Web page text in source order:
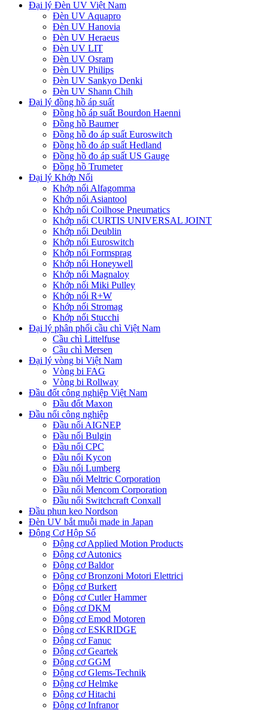
Đại lý Đèn UV Việt Nam
Đèn UV Aquapro
Đèn UV Hanovia
Đèn UV Heraeus
Đèn UV LIT
Đèn UV Osram
Đèn UV Philips
Đèn UV Sankyo Denki
Đèn UV Shann Chih
Đại lý đồng hồ áp suất
Đồng hồ áp suất Bourdon Haenni
Đồng hồ Baumer
Đồng hồ đo áp suất Euroswitch
Đồng hồ đo áp suất Hedland
Đồng hồ đo áp suất US Gauge
Đồng hồ Trumeter
Đại lý Khớp Nối
Khớp nối Alfagomma
Khớp nối Asiantool
Khớp nối Coilhose Pneumatics
Khớp nối CURTIS UNIVERSAL JOINT
Khớp nối Deublin
Khớp nối Euroswitch
Khớp nối Formsprag
Khớp nối Honeywell
Khớp nối Magnaloy
Khớp nối Miki Pulley
Khớp nối R+W
Khớp nối Stromag
Khớp nối Stucchi
Đại lý phân phối cầu chì Việt Nam
Cầu chì Littelfuse
Cầu chì Mersen
Đại lý vòng bi Việt Nam
Vòng bi FAG
Vòng bi Rollway
Đầu đốt công nghiệp Việt Nam
Đầu đốt Maxon
Đầu nối công nghiệp
Đầu nối AIGNEP
Đầu nối Bulgin
Đầu nối CPC
Đầu nối Kycon
Đầu nối Lumberg
Đầu nối Meltric Corporation
Đầu nối Mencom Corporation
Đầu nối Switchcraft Conxall
Đầu phun keo Nordson
Đèn UV bắt muỗi made in Japan
Động Cơ Hộp Số
Động cơ Applied Motion Products
Động cơ Autonics
Động cơ Baldor
Động cơ Bronzoni Motori Elettrici
Động cơ Burkert
Động cơ Cutler Hammer
Động cơ DKM
Động cơ Emod Motoren
Động cơ ESKRIDGE
Động cơ Fanuc
Động cơ Geartek
Động cơ GGM
Động cơ Glems-Technik
Động cơ Helmke
Động cơ Hitachi
Động cơ Infranor